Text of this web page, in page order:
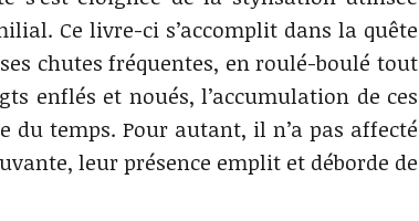
Ce livre-ci s’accomplit dans la quête
chutes fréquentes, en roulé-boulé tout
enflés et noués, l’accumulation de ces
du temps. Pour autant, il n’a pas affecté
leur présence emplit et déborde de